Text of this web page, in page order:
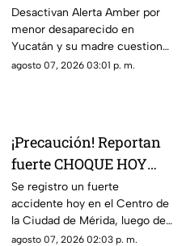
DESAPARECIDO y su
madre dice: “¿Y cómo
por qué no me han
notificado?
Desactivan Alerta Amber por
menor desaparecido en
Yucatán y su madre cuestiona
la decisión, ya que las
agosto 07, 2026 03:01 p. m.
¡Precaución! Reportan
fuerte CHOQUE HOY
viernes 7 de agosto en
el Centro de Mérida;
esto se sabe
Se registro un fuerte
accidente hoy en el Centro de
la Ciudad de Mérida, luego de
que una camioneta impactó
agosto 07, 2026 02:03 p. m.